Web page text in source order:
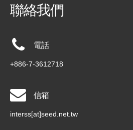
聯絡我們
電話
+886-7-3612718
信箱
interss[at]seed.net.tw